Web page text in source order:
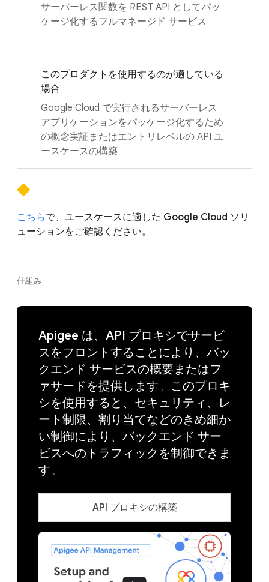
サーバーレス関数を REST API としてパッ
ケージ化するフルマネージド サービス
このプロダクトを使用するのが適している
場合
Google Cloud で実行されるサーバーレス
アプリケーションをパッケージ化するため
の概念実証またはエントリレベルの API ユ
ースケースの構築
こちらで、ユースケースに適した Google Cloud ソリ
ューションをご確認ください。
仕組み
Apigee は、API プロキシでサービ
スをフロントすることにより、バッ
クエンド サービスの概要またはフ
ァサードを提供します。このプロキ
シを使用すると、セキュリティ、レ
ート制限、割り当てなどのきめ細か
い制御により、バックエンド サー
ビスへのトラフィックを制御できま
す。
API プロキシの構築